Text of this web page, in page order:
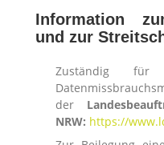
Information
und zur
Zuständig
der
NRW: https://